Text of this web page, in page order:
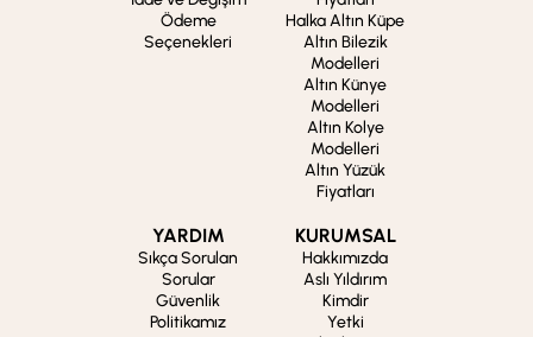
Ödeme
Seçenekleri
Halka Altın Küpe
Altın Bilezik
Modelleri
Altın Künye
Modelleri
Altın Kolye
Modelleri
Altın Yüzük
Fiyatları
YARDIM
Sıkça Sorulan
Sorular
Güvenlik
Politikamız
KURUMSAL
Hakkımızda
Aslı Yıldırım
Kimdir
Yetki